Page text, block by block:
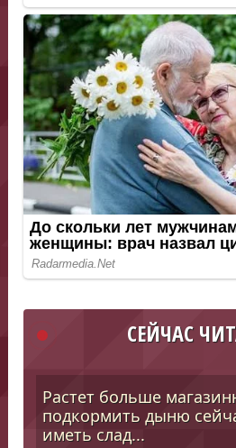
СЕЙЧАС
Растет больше
подкормить дыню
иметь слад...